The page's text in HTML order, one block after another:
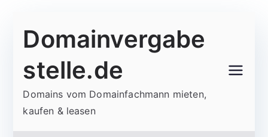
Inhalt
Domainvergabe
stelle.de
Domains vom Domainfachmann mieten,
kaufen & leasen